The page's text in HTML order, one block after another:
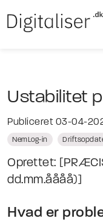
Ustabilitet
Publiceret 03-04-
NemLog-in
Oprettet:
dd.mm.åååå)]
Hvad er